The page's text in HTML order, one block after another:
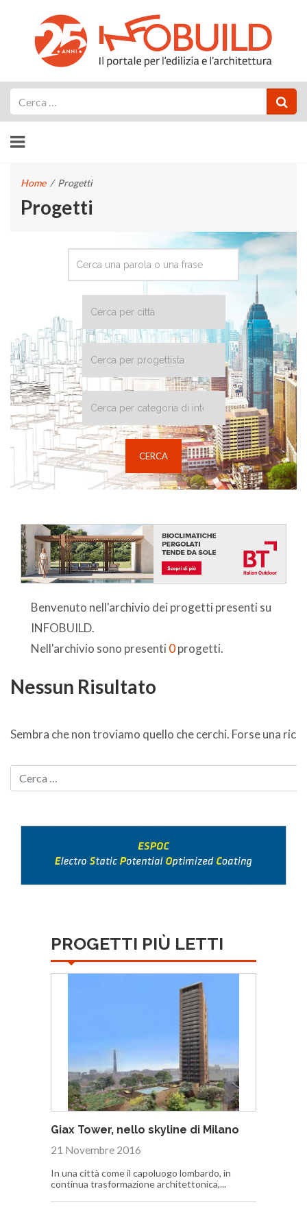
Home / Progetti
Progetti
Benvenuto nell'archivio dei progetti presenti su
INFOBUILD.
Nell'archivio sono presenti 0progetti.
Nessun Risultato
Sembra che non troviamo quello che cerchi. Forse una
PROGETTI PIÙ LETTI
Giax Tower, nello skyline di Milano
21 Novembre 2016
In una città come il capoluogo lombardo, in
continua trasformazione architettonica,...